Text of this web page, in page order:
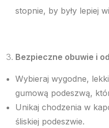
stopnie, by były lepiej
Bezpieczne obuwie i
Wybieraj wygodne,
gumową podeszwą,
Unikaj chodzenia w
śliskiej podeszwie.